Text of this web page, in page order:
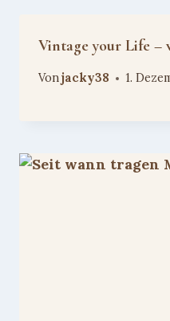
Vintage your Life –
Vonjacky38 1.